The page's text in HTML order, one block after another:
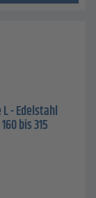
- Edelstahl
bis 315